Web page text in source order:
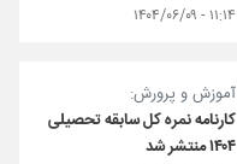
۱۱:۱۴ - ۱۴۰۴/۰۶/۰۹
آموزش و پرورش:
کارنامه نمره کل سابقه تحصیلی
۱۴۰۴ منتشر شد